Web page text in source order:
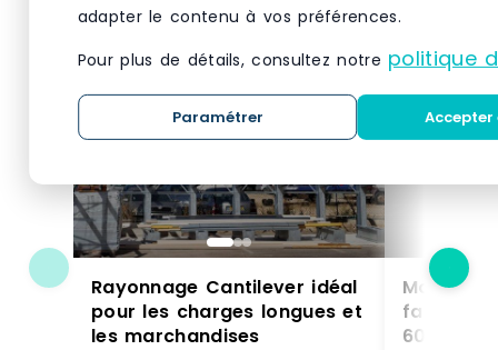
Rayonnage Cantilever idéal
pour les charges longues et
les marchandises
Montant
face
600 mm
adapter le contenu à vos préférences.
Pour plus de détails, consultez notre politique
Paramétrer